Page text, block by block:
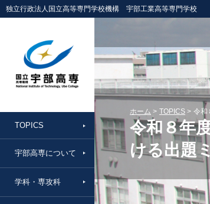
独立行政法人国立高等専門学校機構 宇部工業高等専門学校
TOPICS
宇部高専について
学科・専攻科
ホーム TOPICS 令和
令和８年
ける出題